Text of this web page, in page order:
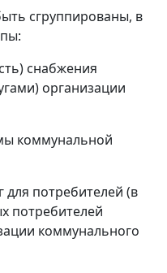
сгруппированы, в
снабжения
организации
коммунальной
для потребителей (в
потребителей
коммунального